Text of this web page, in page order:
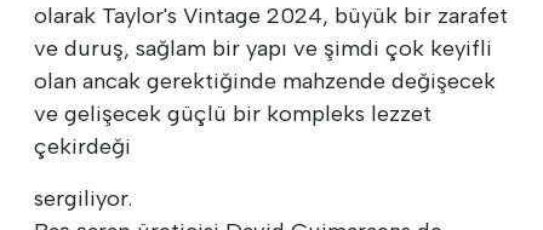
olarak Taylor's Vintage 2024, büyük bir zarafet
ve duruş, sağlam bir yapı ve şimdi çok keyifli
olan ancak gerektiğinde mahzende değişecek
ve gelişecek güçlü bir kompleks lezzet
çekirdeği
sergiliyor.